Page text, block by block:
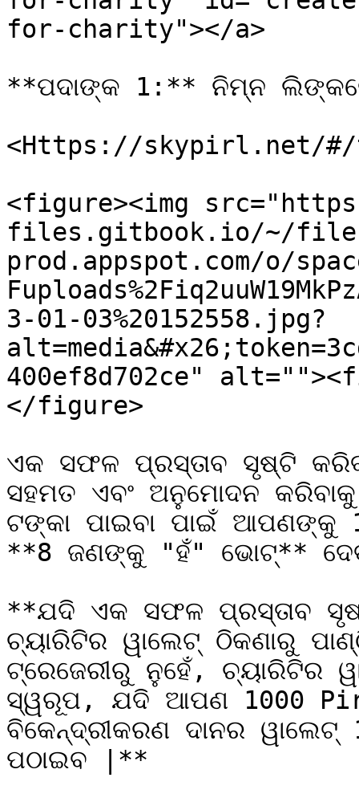
for-charity"></a>
**ପଦାଙ୍କ 1:** ନିମ୍ନ
<Https://skypirl.net/#/
<figure><img
files.gitbook.io/~/
prod.appspot.com/o/
3-01-03%20152558.jpg?
400ef8d702ce"
</figure>
ଏକ ସଫଳ ପ୍ରସ୍ତାବ ସୃଷ୍ଟି
ସହମତ ଏବଂ ଅନୁମୋଦନ
ଟଙ୍କା ପାଇବା ପାଇଁ
**8 ଜଣଙ୍କୁ "ହଁ" ଭୋଟ୍**
**ଯଦି ଏକ ସଫଳ ପ୍ରସ୍ତାବ
ଚ୍ୟାରିଟିର ୱାଲେଟ୍ ଠିକଣାରୁ
ଟ୍ରେଜେରୀରୁ ନୁହେଁ, ଚ୍ୟାରିଟିର
ସ୍ୱରୂପ, ଯଦି ଆପଣ 1000
ବିକେନ୍ଦ୍ରୀକରଣ ଦାନର
ପଠାଇବ |**